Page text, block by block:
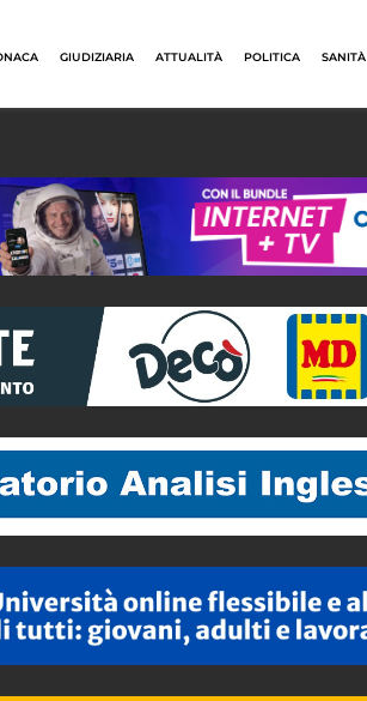
GIUDIZIARIA ATTUALITÀ POLITICA SANITÀ